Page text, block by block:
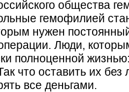
общества
гемофилией
нужен
Люди,
полноценной
что оставить их
все деньгами.